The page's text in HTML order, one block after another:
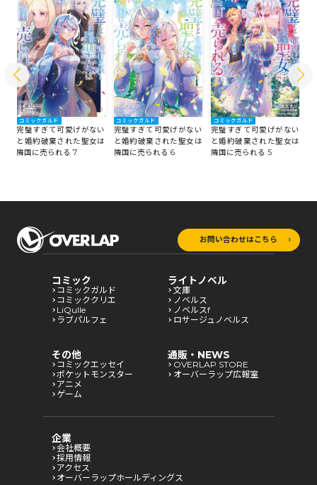
コミックガルド
完璧すぎて可愛げがない
と婚約破棄された聖女は
隣国に売られる 7
コミックガルド
完璧すぎて可愛げがない
と婚約破棄された聖女は
隣国に売られる 6
コミックガルド
完璧すぎて可愛げがない
と婚約破棄された聖女は
隣国に売られる 5
お問い合わせはこちら
コミック
コミックガルド
コミッククリエ
LiQulle
ラブパルフェ
ライトノベル
文庫
ノベルス
ノベルスf
ロサージュノベルス
その他
コミックエッセイ
ポケットモンスター
アニメ
ゲーム
通販・NEWS
OVERLAP STORE
オーバーラップ広報室
企業
会社概要
採用情報
アクセス
オーバーラップホールディングス